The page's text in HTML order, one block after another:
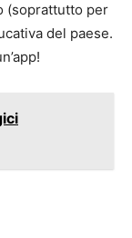
(soprattutto per
del paese.